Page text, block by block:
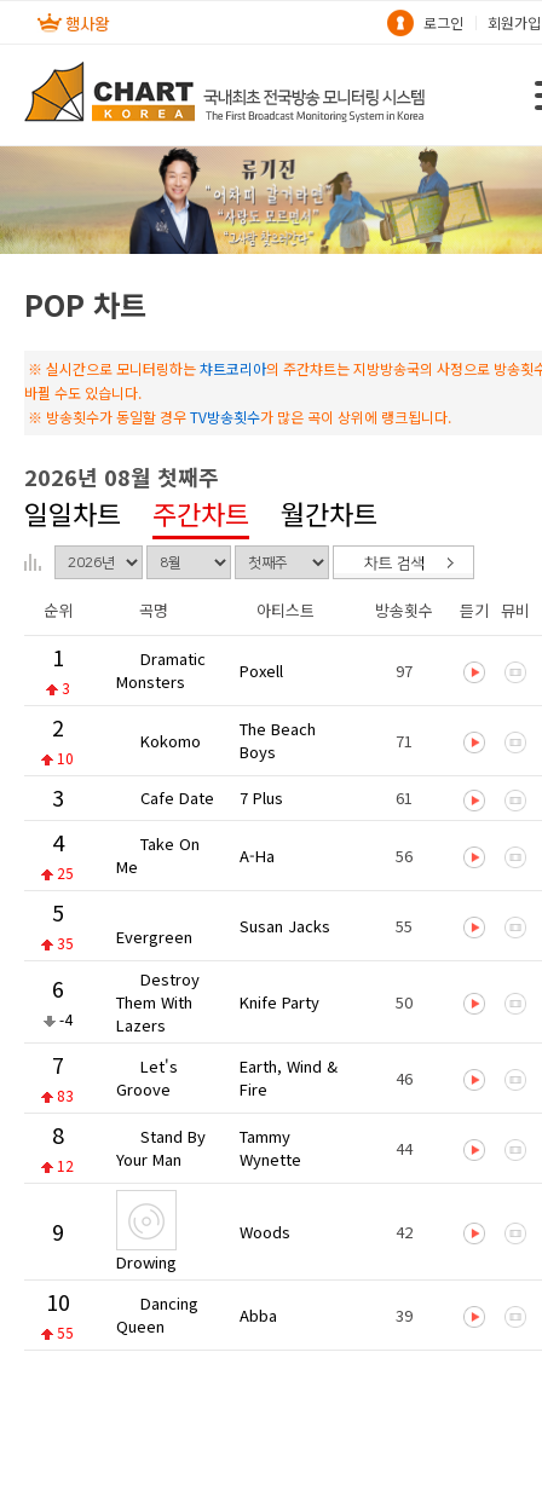
로그인 회원가입
POP 차트
※ 실시간으로 모니터링하는챠트코리아의 주간챠트는 지방방송국의 사정으로 방송횟
바뀔 수도 있습니다.
※ 방송횟수가 동일할 경우TV방송횟수가 많은 곡이 상위에 랭크됩니다.
2026년 08월 첫째주
일일차트 주간차트 월간차트
순위 곡명 아티스트 방송횟수 듣기 뮤비
1
3
Dramatic
Monsters
Poxell 97
2
10
Kokomo
The Beach
Boys
71
3 Cafe Date 7 Plus 61
4
25
Take On
Me
A-Ha 56
5
35 Evergreen Susan Jacks 55
6
-4
Destroy
Them With
Lazers
Knife Party 50
7
83
Let's
Groove
Earth, Wind &
Fire
46
8
12
Stand By
Your Man
Tammy
Wynette
44
9
Drowing
Woods 42
10
55
Dancing
Queen
Abba 39